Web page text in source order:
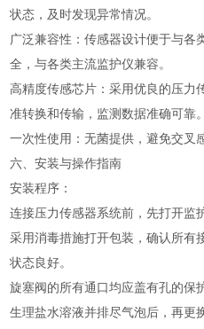
状态，及时发现异常情况。
广泛兼容性：传感器设计便于与各
全，与各类主流监护仪兼容。
高精度传感芯片：采用优良的压力
准转换和传输，监测数据准确可靠。
一次性使用：无菌提供，避免交叉
六、安装与操作指南
安装程序：
连接压力传感器系统前，先打开监
采用消毒措施打开包装，确认所有
状态良好。
旋塞阀的所有通口均应盖有孔的保
生理盐水溶液并排尽气泡后，再更